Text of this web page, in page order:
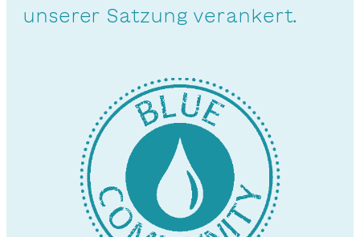
unserer Satzung verankert.